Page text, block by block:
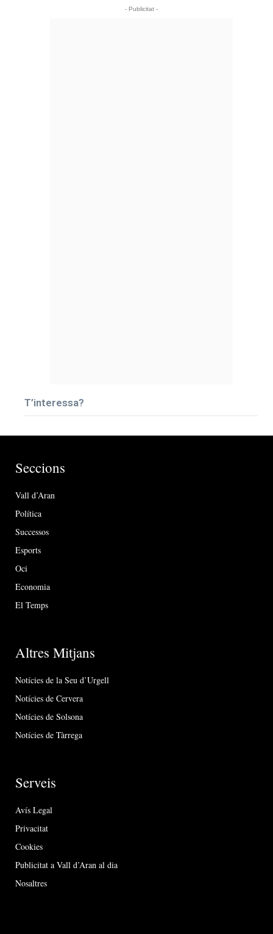
- Publicitat -
T’interessa?
Seccions
Vall d’Aran
Política
Successos
Esports
Oci
Economia
El Temps
Altres Mitjans
Notícies de la Seu d’Urgell
Notícies de Cervera
Notícies de Solsona
Notícies de Tàrrega
Serveis
Avís Legal
Privacitat
Cookies
Publicitat a Vall d’Aran al dia
Nosaltres